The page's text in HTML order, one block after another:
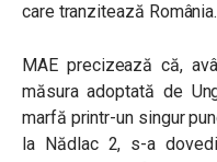
care tranzitează România.
MAE precizează că,
măsura adoptată de
marfă printr-un singur
la Nădlac 2, s-a